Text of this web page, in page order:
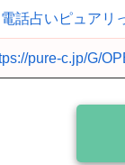
電話占いピュアリ
pure-c.jp/G/